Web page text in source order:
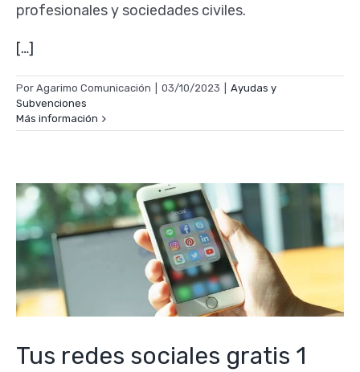
profesionales y sociedades civiles.
[…]
Por Agarimo Comunicación 03/10/2023
Ayudas y
Subvenciones
Más información
Tus redes sociales gratis 1